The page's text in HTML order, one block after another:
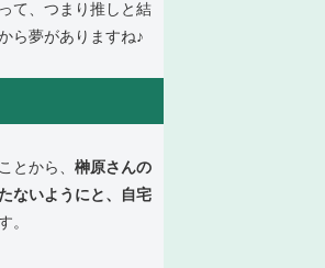
て、つまり推しと結
ら夢がありますね♪
とから、榊原さんの
ないようにと、自宅
。